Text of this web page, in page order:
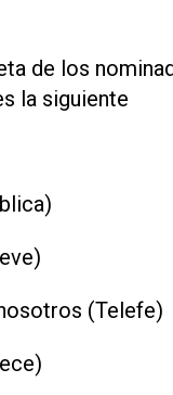
de los
la siguiente
(Telefe)